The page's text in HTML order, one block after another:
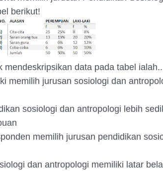
berikut!
mendeskripsikan data pada tabel
memilih jurusan sosiologi dan
sosiologi dan antropologi lebih
memilih jurusan pendidikan
dan antropologi memiliki latar